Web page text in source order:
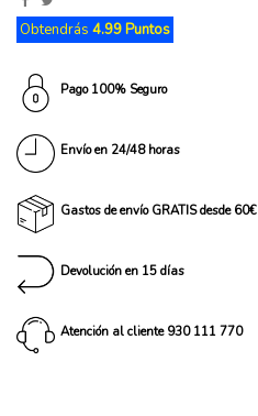
Obtendrás 4.99 Puntos
Pago 100% Seguro
Envío en 24/48 horas
Gastos de envío GRATIS desde 60€
Devolución en 15 días
Atención al cliente 930 111 770